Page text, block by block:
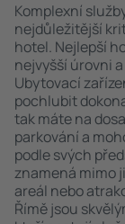
Komplexní
nejdůležitější
hotel. Nejlepší
nejvyšší úrovni
Ubytovací
pochlubit
tak máte na
parkování a
podle svých
znamená mimo
areál nebo
Římě jsou